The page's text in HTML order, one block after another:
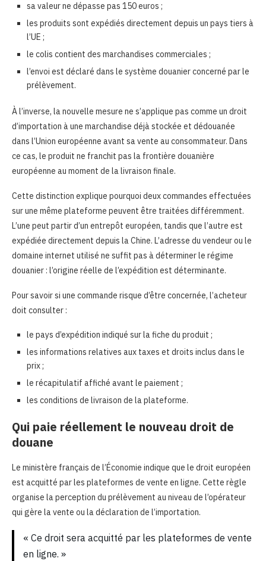
sa valeur ne dépasse pas 150 euros ;
les produits sont expédiés directement depuis un pays tiers à
l’UE ;
le colis contient des marchandises commerciales ;
l’envoi est déclaré dans le système douanier concerné par le
prélèvement.
À l’inverse, la nouvelle mesure ne s’applique pas comme un droit
d’importation à une marchandise déjà stockée et dédouanée
dans l’Union européenne avant sa vente au consommateur. Dans
ce cas, le produit ne franchit pas la frontière douanière
européenne au moment de la livraison finale.
Cette distinction explique pourquoi deux commandes effectuées
sur une même plateforme peuvent être traitées différemment.
L’une peut partir d’un entrepôt européen, tandis que l’autre est
expédiée directement depuis la Chine. L’adresse du vendeur ou le
domaine internet utilisé ne suffit pas à déterminer le régime
douanier : l’origine réelle de l’expédition est déterminante.
Pour savoir si une commande risque d’être concernée, l’acheteur
doit consulter :
le pays d’expédition indiqué sur la fiche du produit ;
les informations relatives aux taxes et droits inclus dans le
prix ;
le récapitulatif affiché avant le paiement ;
les conditions de livraison de la plateforme.
Qui paie réellement le nouveau droit de
douane
Le ministère français de l’Économie indique que le droit européen
est acquitté par les plateformes de vente en ligne. Cette règle
organise la perception du prélèvement au niveau de l’opérateur
qui gère la vente ou la déclaration de l’importation.
« Ce droit sera acquitté par les plateformes de vente
en ligne. »